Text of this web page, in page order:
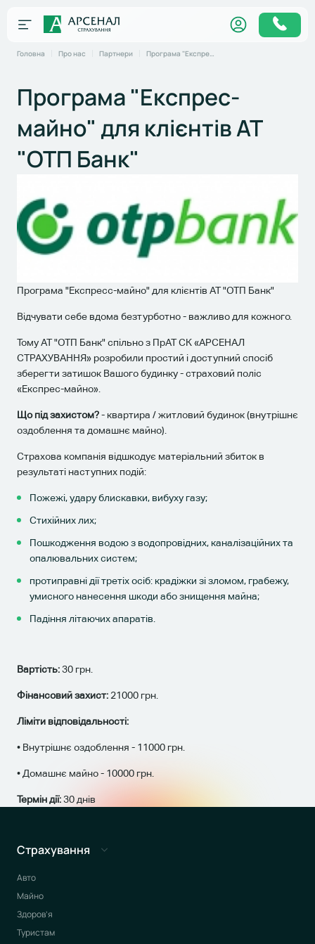
Головна Про нас Партнери Програма "Експрес-майно" для клієнтів АТ "ОТП Банк"
Програма "Експрес-
майно" для клієнтів АТ
"ОТП Банк"
Програма "Експресс-майно" для клієнтів АТ "ОТП Банк"
Відчувати себе вдома безтурботно - важливо для кожного.
Тому АТ "ОТП Банк" спільно з ПрАТ СК «АРСЕНАЛ
СТРАХУВАННЯ» розробили простий і доступний спосіб
зберегти затишок Вашого будинку - страховий поліс
«Експрес-майно».
Що під захистом?- квартира / житловий будинок (внутрішнє
оздоблення та домашнє майно).
Страхова компанія відшкодує матеріальний збиток в
результаті наступних подій:
Пожежі, удару блискавки, вибуху газу;
Стихійних лих;
Пошкодження водою з водопровідних, каналізаційних та
опалювальних систем;
протиправні дії третіх осіб: крадіжки зі зломом, грабежу,
умисного нанесення шкоди або знищення майна;
Падіння літаючих апаратів.
Вартість:30 грн.
Фінансовий захист: 21000 грн.
Ліміти відповідальності:
• Внутрішнє оздоблення - 11000 грн.
• Домашнє майно - 10000 грн.
Термін дії:30 днів
Страхування
Авто
Майно
Здоров’я
Туристам